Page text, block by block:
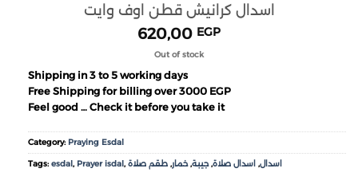
اسدال كرانيش قطن اوف وايت
620,00 EGP
Out of stock
Shipping in 3 to 5 working days
Free Shipping for billing over 3000 EGP
Feel good … Check it before you take it
Category: Praying Esdal
Tags: esdal , Prayer isdal , اسدال, اسدال صلاة,جيبة,خمار, طقم صلاة